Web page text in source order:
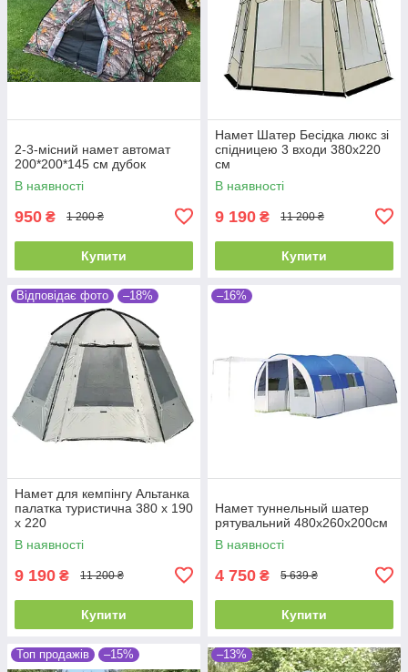
2-3-місний намет автомат
200*200*145 см дубок
В наявності
950 ₴ 1 200 ₴
Купити
Намет Шатер Бесідка люкс зі
спідницею 3 входи 380х220
см
В наявності
9 190 ₴ 11 200 ₴
Купити
Відповідає фото –18%
Намет для кемпінгу Альтанка
палатка туристична 380 х 190
х 220
В наявності
9 190 ₴ 11 200 ₴
Купити
–16%
Намет туннельный шатер
рятувальний 480x260x200см
В наявності
4 750 ₴ 5 639 ₴
Купити
Топ продажів –15% –13%